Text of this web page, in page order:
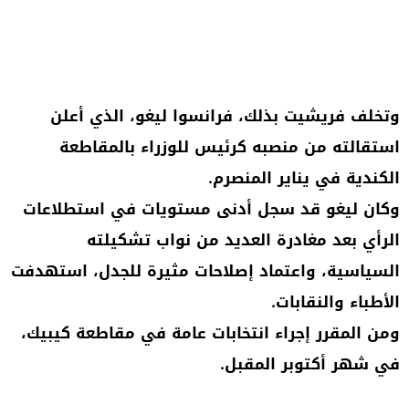
وتخلف فريشيت بذلك، فرانسوا ليغو، الذي أعلن
استقالته من منصبه كرئيس للوزراء بالمقاطعة
الكندية في يناير المنصرم.
وكان ليغو قد سجل أدنى مستويات في استطلاعات
الرأي بعد مغادرة العديد من نواب تشكيلته
السياسية، واعتماد إصلاحات مثيرة للجدل، استهدفت
الأطباء والنقابات.
ومن المقرر إجراء انتخابات عامة في مقاطعة كيبيك،
في شهر أكتوبر المقبل.